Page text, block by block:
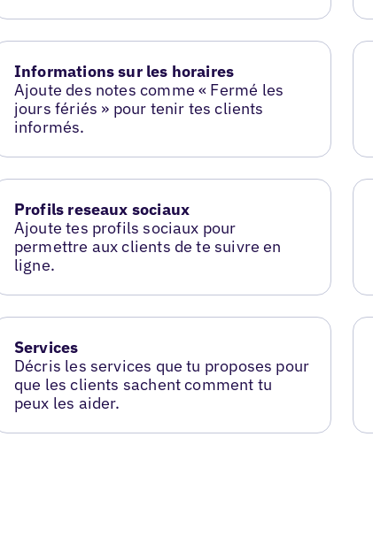
Informations sur les horaires
Ajoute des notes comme « Fermé les
jours fériés » pour tenir tes clients
informés.
Profils reseaux sociaux
Ajoute tes profils sociaux pour
permettre aux clients de te suivre en
ligne.
Services
Décris les services que tu proposes pour
que les clients sachent comment tu
peux les aider.